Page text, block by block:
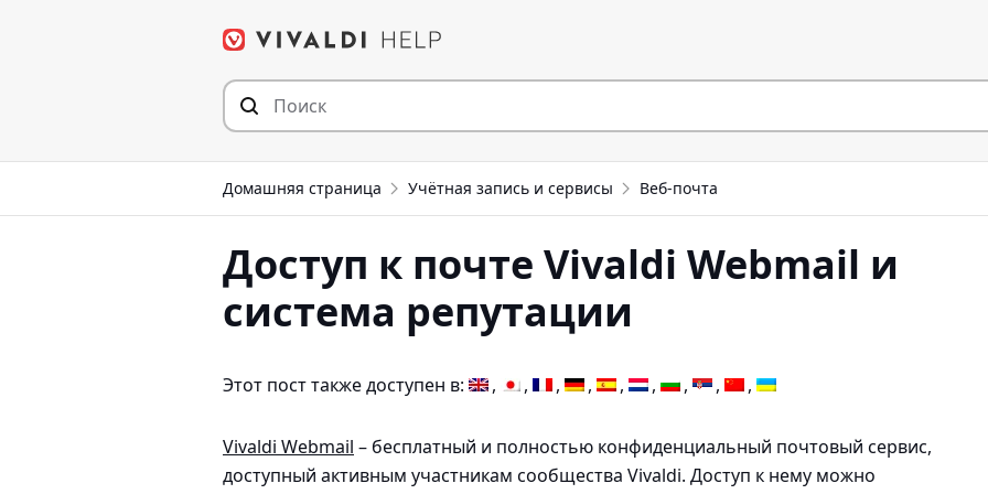
Домашняя страница Учётная запись и сервисы Веб-почта
Доступ к почте Vivaldi Webmail и
система репутации
Этот пост также доступен в:
Vivaldi Webmail – бесплатный и полностью конфиденциальный почтовый сервис,
доступный активным участникам сообщества Vivaldi. Доступ к нему можно